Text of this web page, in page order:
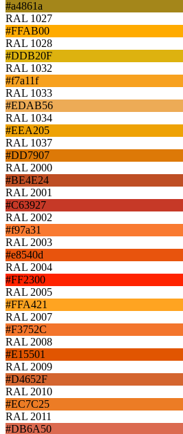
#a4861a
RAL 1027
#FFAB00
RAL 1028
#DDB20F
RAL 1032
#f7a11f
RAL 1033
#EDAB56
RAL 1034
#EEA205
RAL 1037
#DD7907
RAL 2000
#BE4E24
RAL 2001
#C63927
RAL 2002
#f97a31
RAL 2003
#e8540d
RAL 2004
#FF2300
RAL 2005
#FFA421
RAL 2007
#F3752C
RAL 2008
#E15501
RAL 2009
#D4652F
RAL 2010
#EC7C25
RAL 2011
#DB6A50